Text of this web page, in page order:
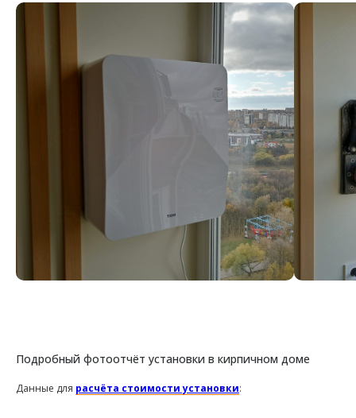
Подробный фотоотчёт установки в кирпичном доме
Данные для расчёта стоимости установки: